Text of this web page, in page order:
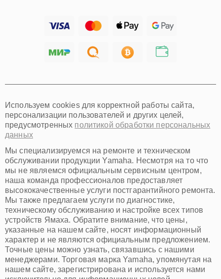
Хабаровск
Омск
Красноярск
Пермь
Ульяновск
Киров
Архангельск
Астрахань
Белгород
Благовещенск
Брянск
Владивосток
Владикавказ
Владимир
Волжский
Вологда
Грозный
Иваново
Используем cookies для корректной работы сайта,
персонализации пользователей и других целей,
предусмотренных политикой обработки персональных
данных
Мы специализируемся на ремонте и техническом
обслуживании продукции Yamaha. Несмотря на то что
мы не являемся официальным сервисным центром,
наша команда профессионалов предоставляет
высококачественные услуги постгарантийного ремонта.
Мы также предлагаем услуги по диагностике,
техническому обслуживанию и настройке всех типов
устройств Ямаха. Обратите внимание, что цены,
указанные на нашем сайте, носят информационный
характер и не являются официальным предложением.
Точные цены можно узнать, связавшись с нашими
менеджерами. Торговая марка Yamaha, упомянутая на
нашем сайте, зарегистрирована и используется нами